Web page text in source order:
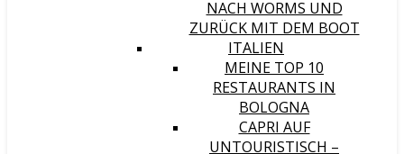
NACH WORMS UND
ZURÜCK MIT DEM BOOT
ITALIEN
MEINE TOP 10
RESTAURANTS IN
BOLOGNA
CAPRI AUF
UNTOURISTISCH –